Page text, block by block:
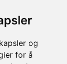
og
for å